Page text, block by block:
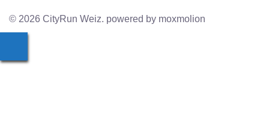
© 2026 CityRun Weiz. powered by moxmolion